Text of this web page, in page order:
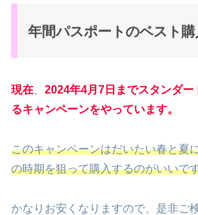
年間パスポートのベスト
現在
2024年4月7日までスタンダー
るキャンペーンをやっています。
このキャンペーンはだいたい春と夏
の時期を狙って購入するのがいいで
かなりお安くなりますので、是非ご